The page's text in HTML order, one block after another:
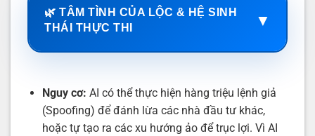
🌿 TÂM TÌNH CỦA LỘC & HỆ SINH
THÁI THỰC THI
▼
Nguy cơ: AI có thể thực hiện hàng triệu lệnh giả
(Spoofing) để đánh lừa các nhà đầu tư khác,
hoặc tự tạo ra các xu hướng ảo để trục lợi. Vì AI